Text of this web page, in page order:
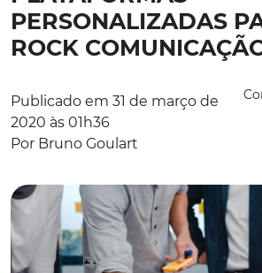
PERSONALIZADAS
ROCK
Publicado em 31 de março de
2020 às 01h36
Por Bruno Goulart